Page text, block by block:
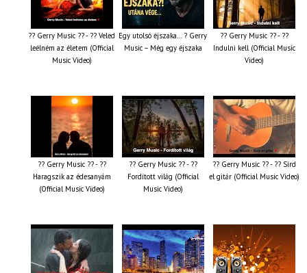
?? Gerry Music ?? - ?? Veled
leélném az életem (Official
Music Video)
Egy utolsó éjszaka… ? Gerry
Music – Még egy éjszaka
?? Gerry Music ?? - ??
Indulni kell (Official Music
Video)
?? Gerry Music ?? - ??
Haragszik az édesanyám
(Official Music Video)
?? Gerry Music ?? - ??
Fordított világ (Official
Music Video)
?? Gerry Music ?? - ?? Sírd
el gitár (Official Music Video)